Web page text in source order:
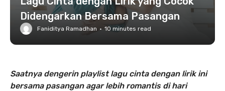
Didengarkan Bersama Pasangan
Faniditya Ramadhan · 10 minutes read
Saatnya dengerin playlist lagu cinta dengan lirik ini
bersama pasangan agar lebih romantis di hari